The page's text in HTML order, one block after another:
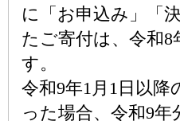
に「お申込み」「
たご寄付は、令和8
す。
令和9年1月1日以降
った場合、令和9年